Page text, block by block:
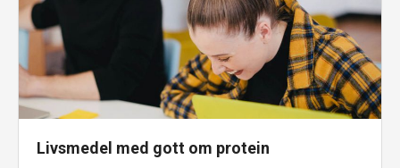
Livsmedel med gott om protein